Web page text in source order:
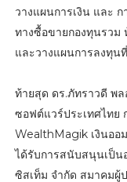
วางแผนการเงิน และ
ทางซื้อขายกองทุนรวม
และวางแผนการลงทุน
ท้ายสุด ดร.ภัทราวดี พ
ซอฟต์แวร์ประเทศไทย
WealthMagik เงินออ
ได้รับการสนับสนุนเป็น
ซิสเท็ม จำกัด สมาคมผู้